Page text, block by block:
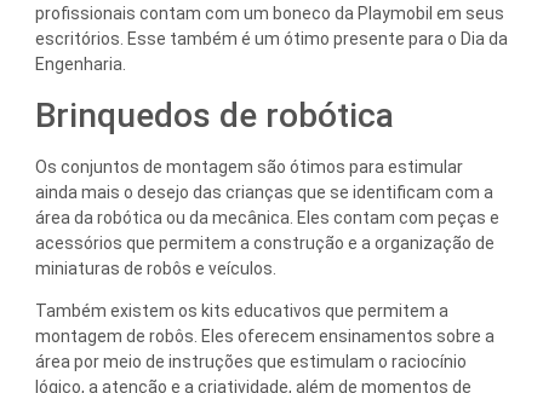
profissionais contam com um boneco da Playmobil em seus
escritórios. Esse também é um ótimo presente para o Dia da
Engenharia.
Brinquedos de robótica
Os conjuntos de montagem são ótimos para estimular
ainda mais o desejo das crianças que se identificam com a
área da robótica ou da mecânica. Eles contam com peças e
acessórios que permitem a construção e a organização de
miniaturas de robôs e veículos.
Também existem os kits educativos que permitem a
montagem de robôs. Eles oferecem ensinamentos sobre a
área por meio de instruções que estimulam o raciocínio
lógico, a atenção e a criatividade, além de momentos de